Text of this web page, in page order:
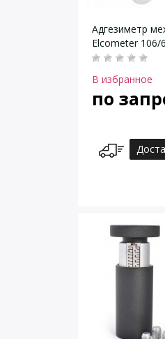
Адгезиметр
Elcometer 106/6
В избранное
по